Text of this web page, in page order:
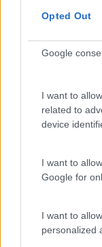
Opted Out
Google
I want to
related to
device
I want to
Google for
I want to
personalized
O